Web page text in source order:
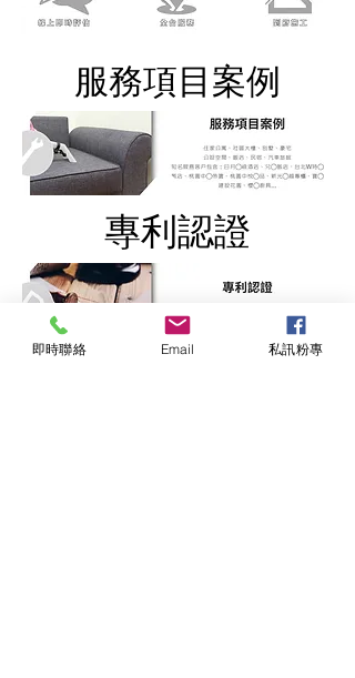
​服務項目案例
​專利認證
即時聯絡 Email 私訊粉專